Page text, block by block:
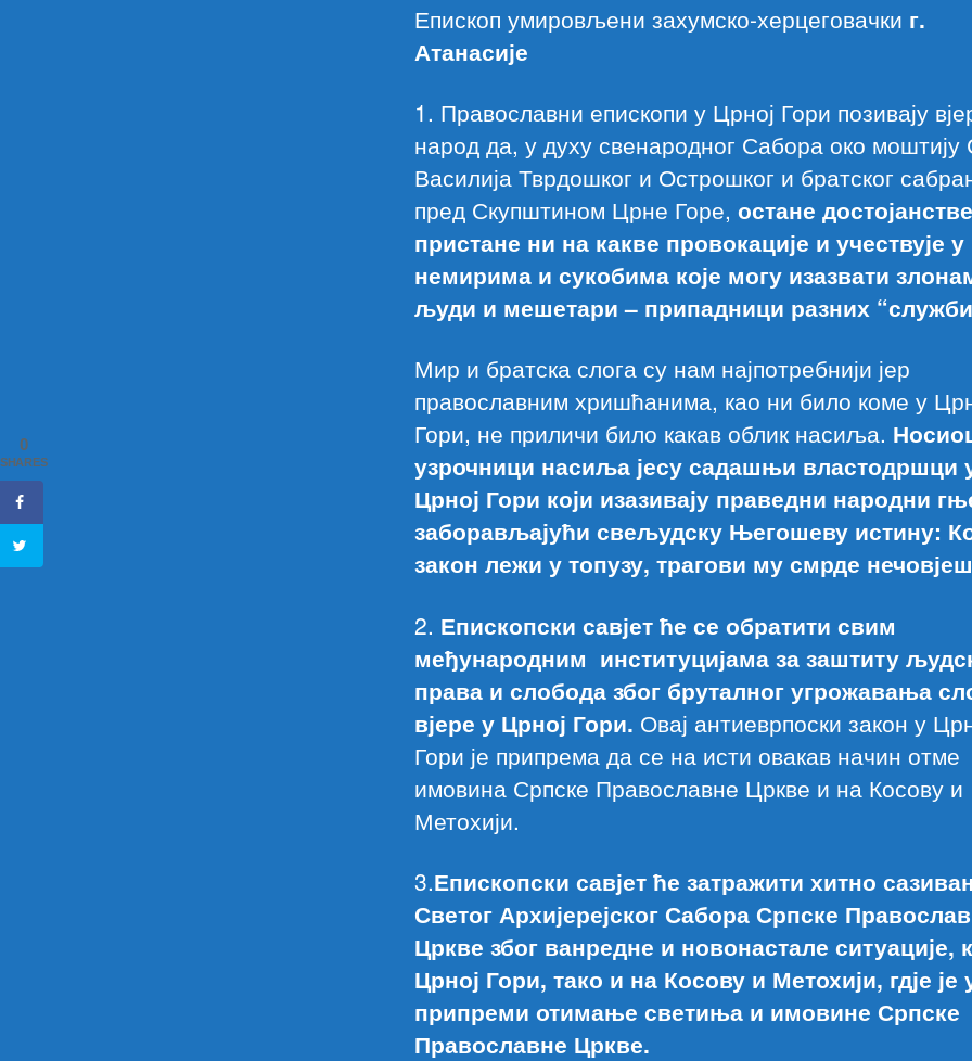
Епископ умировљени захумско-херцеговачки г.
Атанасије
1. Православни епископи у Црној Гори позивају
народ да, у духу свенародног Сабора око моштију
Василија Тврдошког и Острошког и братског
пред Скупштином Црне Горе, остане
пристане ни на какве провокације и учествује у
немирима и сукобима које могу изазвати
људи и мешетари – припадници разних
Мир и братска слога су нам најпотребнији јер
православним хришћанима, као ни било коме у
Гори, не приличи било какав облик насиља.
узрочници насиља јесу садашњи властодршци
Црној Гори који изазивају праведни народни
заборављајући свељудску Његошеву истину:
закон лежи у топузу, трагови му смрде
2. Епископски савјет ће се обратити свим
међународним институцијама за заштиту
права и слобода због бруталног угрожавања
вјере у Црној Гори. Овај антиеврпоски закон у
Гори је припрема да се на исти овакав начин отме
имовина Српске Православне Цркве и на Косову и
Метохији.
3.Епископски савјет ће затражити хитно
Светог Архијерејског Сабора Српске
Цркве због ванредне и новонастале ситуације,
Црној Гори, тако и на Косову и Метохији, гдје је
припреми отимање светиња и имовине Српске
Православне Цркве.
0
SHARES